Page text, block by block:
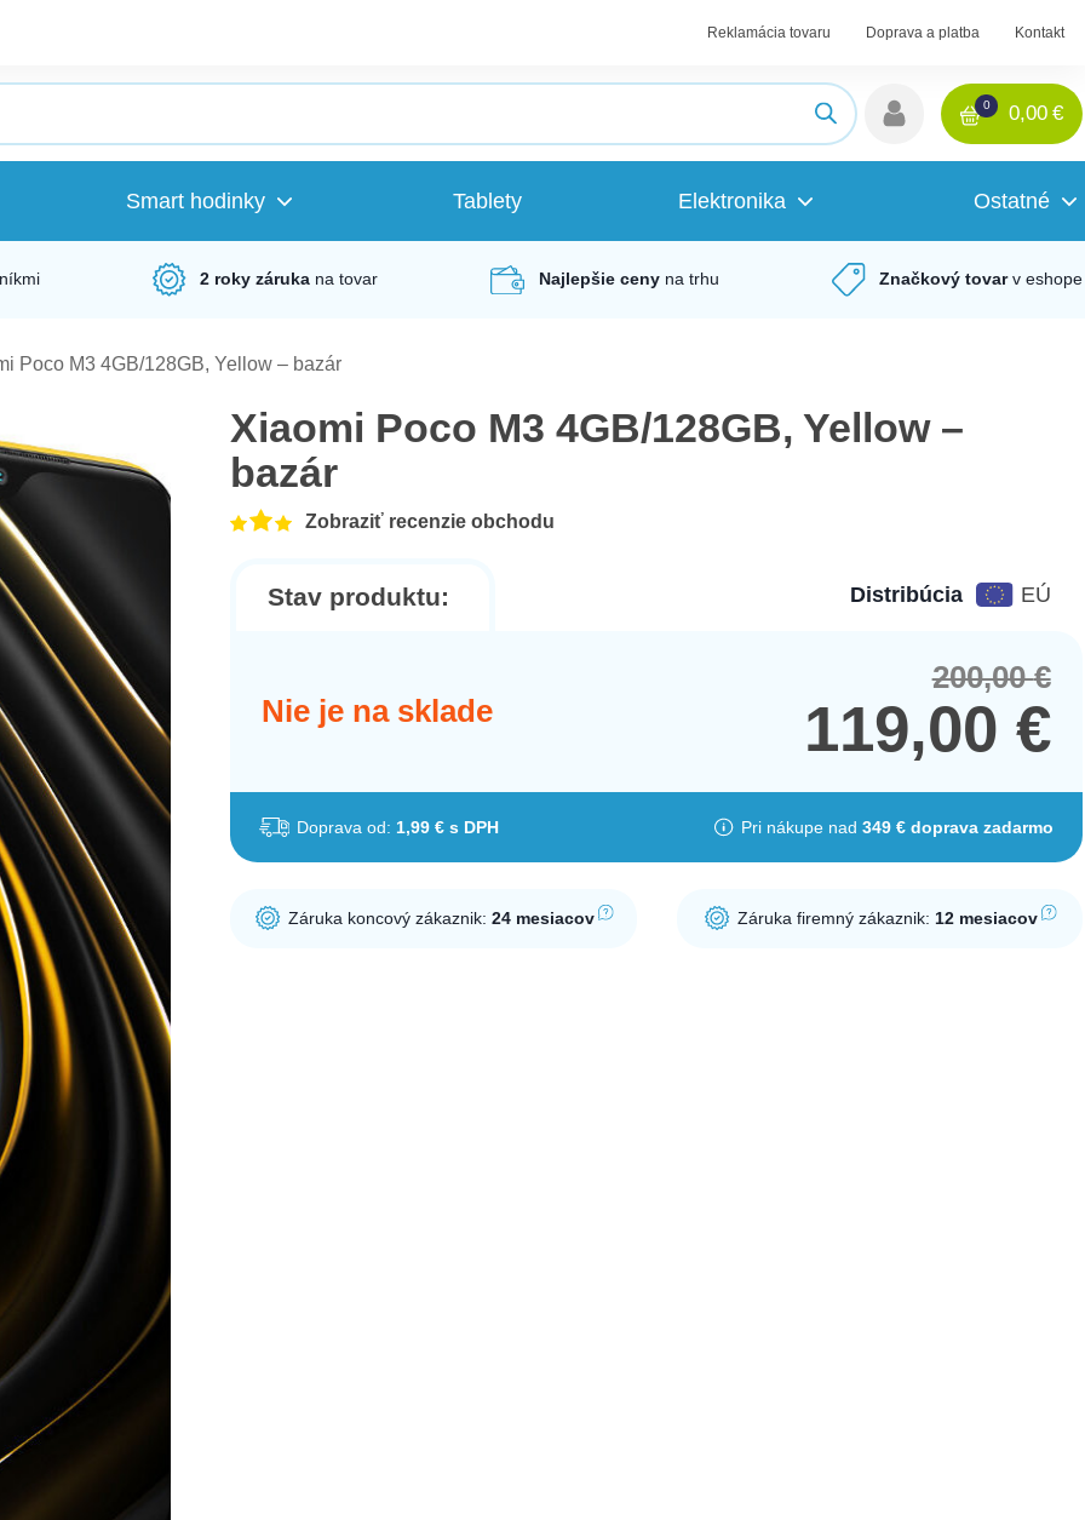
Reklamácia tovaru Doprava a platba Kontakt
0 0,00 €
Smart hodinky Tablety Elektronika Ostatné
2 roky záruka na tovar Najlepšie ceny na trhu Značkový tovar v eshope
Poco M3 4GB/128GB, Yellow – bazár
Xiaomi Poco M3 4GB/128GB, Yellow –
bazár
Zobraziť recenzie obchodu
Stav produktu: Distribúcia EÚ
Nie je na sklade
200,00€
119,00 €
Doprava od: 1,99 € s DPH Pri nákupe nad 349 € doprava zadarmo
Záruka koncový zákaznik:24 mesiacov Záruka firemný zákaznik: 12 mesiacov